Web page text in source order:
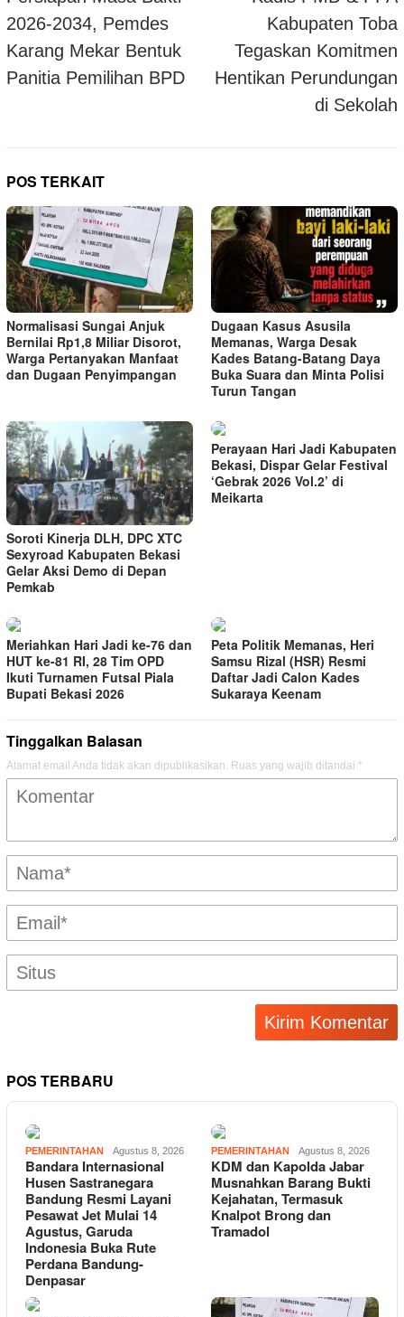
2026-2034, Pemdes
Karang Mekar Bentuk
Panitia Pemilihan BPD
Kabupaten Toba
Tegaskan Komitmen
Hentikan Perundungan
di Sekolah
POS TERKAIT
Normalisasi Sungai Anjuk
Bernilai Rp1,8 Miliar Disorot,
Warga Pertanyakan Manfaat
dan Dugaan Penyimpangan
Dugaan Kasus Asusila
Memanas, Warga Desak
Kades Batang-Batang Daya
Buka Suara dan Minta Polisi
Turun Tangan
Soroti Kinerja DLH, DPC XTC
Sexyroad Kabupaten Bekasi
Gelar Aksi Demo di Depan
Pemkab
Perayaan Hari Jadi Kabupaten
Bekasi, Dispar Gelar Festival
‘Gebrak 2026 Vol.2’ di
Meikarta
Meriahkan Hari Jadi ke-76 dan
HUT ke-81 RI, 28 Tim OPD
Ikuti Turnamen Futsal Piala
Bupati Bekasi 2026
Peta Politik Memanas, Heri
Samsu Rizal (HSR) Resmi
Daftar Jadi Calon Kades
Sukaraya Keenam
Tinggalkan Balasan
Alamat email Anda tidak akan dipublikasikan. Ruas yang wajib ditandai *
POS TERBARU
PEMERINTAHAN Agustus 8, 2026
Bandara Internasional
Husen Sastranegara
Bandung Resmi Layani
Pesawat Jet Mulai 14
Agustus, Garuda
Indonesia Buka Rute
Perdana Bandung-
Denpasar
PEMERINTAHAN Agustus 8, 2026
KDM dan Kapolda Jabar
Musnahkan Barang Bukti
Kejahatan, Termasuk
Knalpot Brong dan
Tramadol